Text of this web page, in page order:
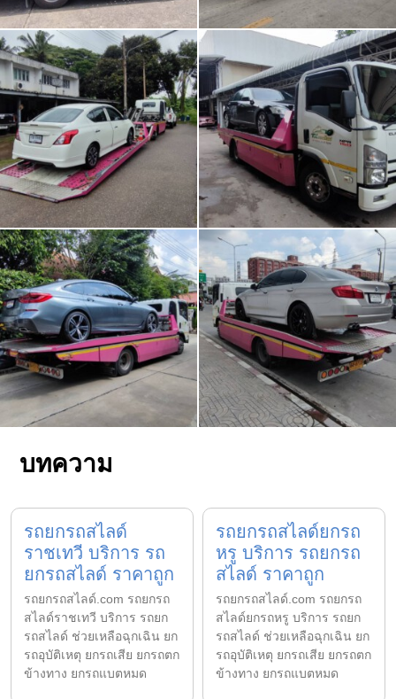
บทความ
รถยกรถสไลด์
ราชเทวี บริการ รถ
ยกรถสไลด์ ราคาถูก
รถยกรถสไลด์.com รถยกรถ
สไลด์ราชเทวี บริการ รถยก
รถสไลด์ ช่วยเหลือฉุกเฉิน ยก
รถอุบัติเหตุ ยกรถเสีย ยกรถตก
ข้างทาง ยกรถแบตหมด
รถยกรถสไลด์ยกรถ
หรู บริการ รถยกรถ
สไลด์ ราคาถูก
รถยกรถสไลด์.com รถยกรถ
สไลด์ยกรถหรู บริการ รถยก
รถสไลด์ ช่วยเหลือฉุกเฉิน ยก
รถอุบัติเหตุ ยกรถเสีย ยกรถตก
ข้างทาง ยกรถแบตหมด